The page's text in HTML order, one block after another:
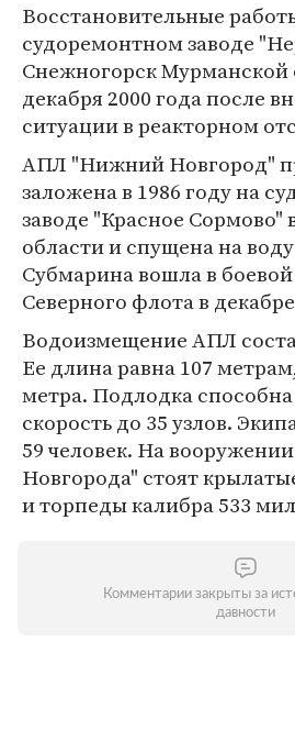
Восстановительные
судоремонтном заводе
Снежногорск Мурманской
декабря 2000 года после
ситуации в реакторном
АПЛ "Нижний Новгород"
заложена в 1986 году на
заводе "Красное
области и спущена на воду
Субмарина вошла в боевой
Северного флота в
Водоизмещение АПЛ
Ее длина равна 107
метра. Подлодка способна
скорость до 35 узлов.
59 человек. На
Новгорода" стоят
и торпеды калибра 533
Комментарии закрыты за
давности